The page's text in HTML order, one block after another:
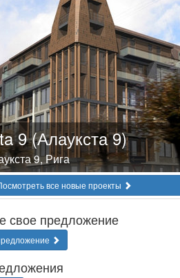
9 (Алаукста 9)
9, Рига
все новые проекты
свое предложение